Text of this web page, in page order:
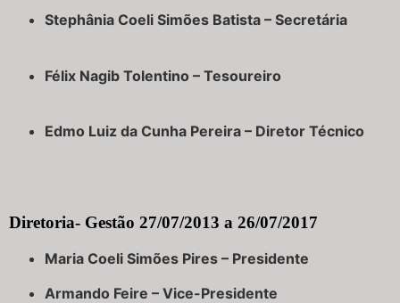
Stephânia Coeli Simões Batista – Secretária
Félix Nagib Tolentino – Tesoureiro
Edmo Luiz da Cunha Pereira – Diretor Técnico
Diretoria- Gestão 27/07/2013 a 26/07/2017
Maria Coeli Simões Pires – Presidente
Armando Feire – Vice-Presidente